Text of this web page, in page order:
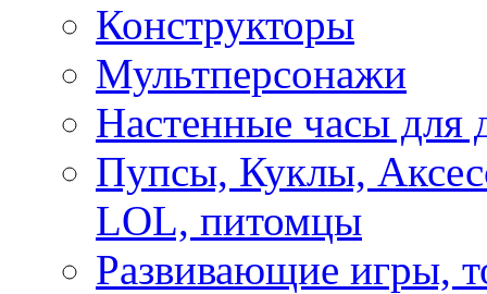
Конструкторы
Мультперсонажи
Настенные часы для
Пупсы, Куклы,
LOL, питомцы
Развивающие игры,